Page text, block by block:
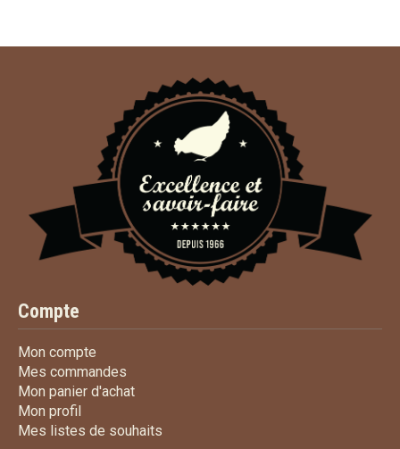
Compte
Mon compte
Mes commandes
Mon panier d'achatMon panier d'achat
Mon profil
Mes listes de souhaits